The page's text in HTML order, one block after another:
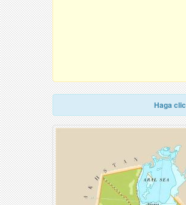
Haga clic